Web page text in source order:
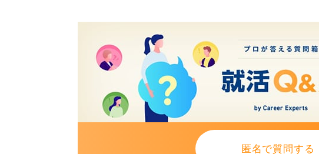
匿名で質問する